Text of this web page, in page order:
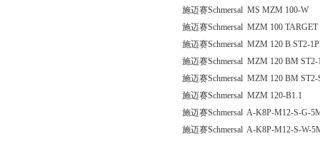
施迈赛Schmersal MS MZM 100-W
施迈赛Schmersal MZM 100 TARGET
施迈赛Schmersal MZM 120 B ST2-
施迈赛Schmersal MZM 120 BM ST2-
施迈赛Schmersal MZM 120 BM ST2-
施迈赛Schmersal MZM 120-B1.1
施迈赛Schmersal A-K8P-M12-S-G-
施迈赛Schmersal A-K8P-M12-S-W-